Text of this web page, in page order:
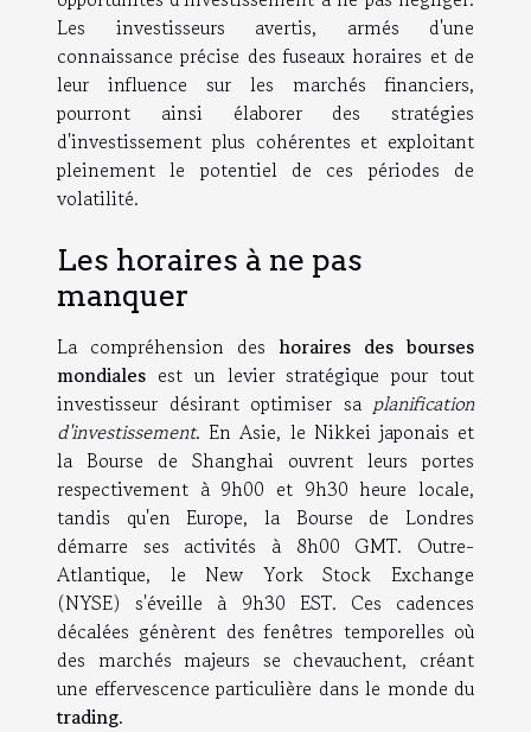
Les investisseurs avertis, armés d'une
connaissance précise des fuseaux horaires et de
leur influence sur les marchés financiers,
pourront ainsi élaborer des stratégies
d'investissement plus cohérentes et exploitant
pleinement le potentiel de ces périodes de
volatilité.
Les horaires à ne pas
manquer
La compréhension deshoraires des bourses
mondiales est un levier stratégique pour tout
investisseur désirant optimiser sa planification
d'investissement. En Asie, le Nikkei japonais et
la Bourse de Shanghai ouvrent leurs portes
respectivement à 9h00 et 9h30 heure locale,
tandis qu'en Europe, la Bourse de Londres
démarre ses activités à 8h00 GMT. Outre-
Atlantique, le New York Stock Exchange
(NYSE) s'éveille à 9h30 EST. Ces cadences
décalées génèrent des fenêtres temporelles où
des marchés majeurs se chevauchent, créant
une effervescence particulière dans le monde du
trading.